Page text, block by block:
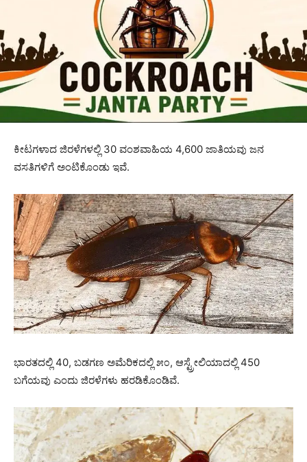
ಕೀಟಗಳಾದ ಜಿರಳೆಗಳಲ್ಲಿ 30 ವಂಶವಾಹಿಯ 4,600 ಜಾತಿಯವು ಜನ
ವಸತಿಗಳಿಗೆ ಅಂಟಿಕೊಂಡು ಇವೆ.
ಭಾರತದಲ್ಲಿ 40, ಬಡಗಣ ಅಮೆರಿಕದಲ್ಲಿ ೫೦, ಆಸ್ಟ್ರೇಲಿಯಾದಲ್ಲಿ 450
ಬಗೆಯವು ಎಂದು ಜಿರಳೆಗಳು ಹರಡಿಕೊಂಡಿವೆ.